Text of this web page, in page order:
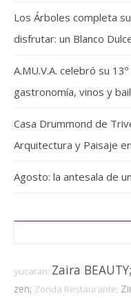
Los Árboles completa
disfrutar: un Blanco
A.MU.V.A. celebró su
gastronomía, vinos y
Casa Drummond de
Arquitectura y Paisaje
Agosto: la antesala de
yucatan; Zaira BEAUTY;
zen; Zonda Restaurante;